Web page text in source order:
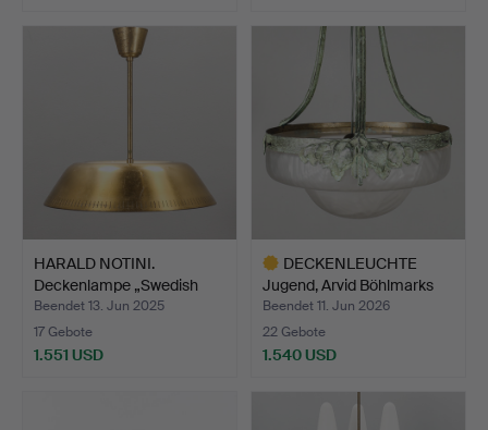
HARALD NOTINI.
Deckenlampe „Swedish
Modern…
Beendet 13. Jun 2025
17 Gebote
1.551 USD
DECKENLEUCHTE
Jugend, Arvid Böhlmarks
Lamp…
Beendet 11. Jun 2026
22 Gebote
1.540 USD